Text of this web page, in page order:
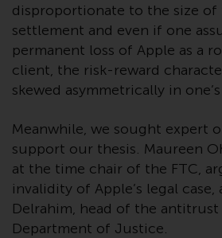
Andere auf dieser
beschriebene Fonds
nicht den gleichen
regulatorischen
wie 40 Act Funds,
Investmentfonds,
bestimmte
standardisierte Preis-
Verfügung zu stellen.
potenzielle Anleger
disproportionate to the size of
settlement and even if one
permanent loss of Apple as a
client, the risk-reward
skewed asymmetrically in
Meanwhile, we sought expert
support our thesis. Maureen
at the time chair of the FTC,
invalidity of Apple’s legal case,
Delrahim, head of the
Department of Justice.